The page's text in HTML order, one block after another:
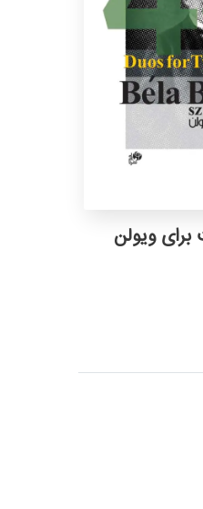
ویولن